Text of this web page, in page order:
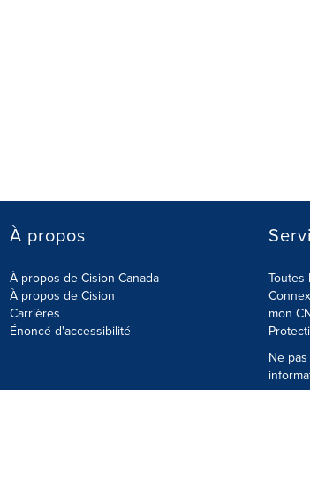
À propos
À propos de Cision Canada
À propos de Cision
Carrières
Énoncé d'accessibilité
Toutes
mon
Ne